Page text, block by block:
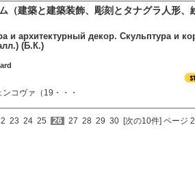
建築と建築装飾、彫刻とタナグラ人形、
и архитектурный декор. Скульптура и
(Б.К.)
コヴァ（19・・・
23 24 25 26 27 28 29 30 [次の10件] ページ